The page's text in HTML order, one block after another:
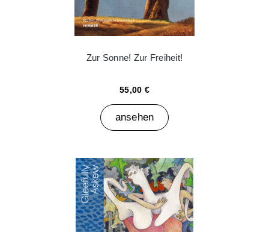
Zur Sonne! Zur Freiheit!
55,00 €
ansehen